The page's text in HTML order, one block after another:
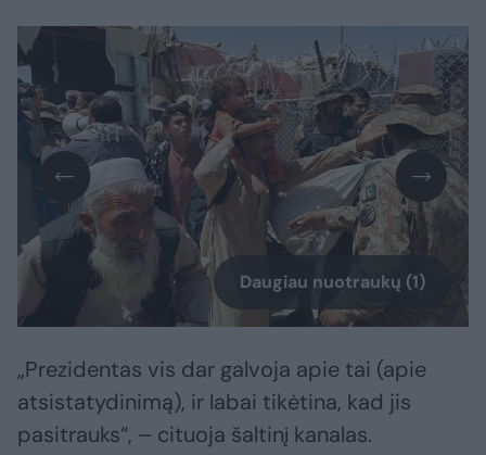
Daugiau nuotraukų (1)
„Prezidentas vis dar galvoja apie tai (apie
atsistatydinimą), ir labai tikėtina, kad jis
pasitrauks“, – cituoja šaltinį kanalas.